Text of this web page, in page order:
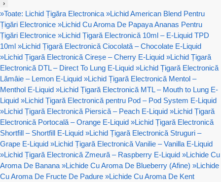
›
»Toate: Lichid Țigăra Electronica »Lichid American Blend Pentru
Țigări Electronice »Lichid Cu Aroma De Papaya Ananas Pentru
Țigări Electronice »Lichid Țigară Electronică 10ml – E-Liquid TPD
10ml »Lichid Țigară Electronică Ciocolată – Chocolate E-Liquid
»Lichid Țigară Electronică Cireșe – Cherry E-Liquid »Lichid Țigară
Electronică DTL – Direct To Lung E-Liquid »Lichid Țigară Electronică
Lămâie – Lemon E-Liquid »Lichid Țigară Electronică Mentol –
Menthol E-Liquid »Lichid Țigară Electronică MTL – Mouth to Lung E-
Liquid »Lichid Țigară Electronică pentru Pod – Pod System E-Liquid
»Lichid Țigară Electronică Piersică – Peach E-Liquid »Lichid Țigară
Electronică Portocală – Orange E-Liquid »Lichid Țigară Electronică
Shortfill – Shortfill E-Liquid »Lichid Țigară Electronică Struguri –
Grape E-Liquid »Lichid Țigară Electronică Vanilie – Vanilla E-Liquid
»Lichid Țigară Electronică Zmeură – Raspberry E-Liquid »Lichide Cu
Aroma De Banana »Lichide Cu Aroma De Blueberry (Afine) »Lichide
Cu Aroma De Fructe De Padure »Lichide Cu Aroma De Kent